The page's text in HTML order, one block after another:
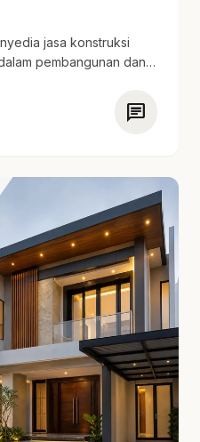
jasa konstruksi
pembangunan dan
chat